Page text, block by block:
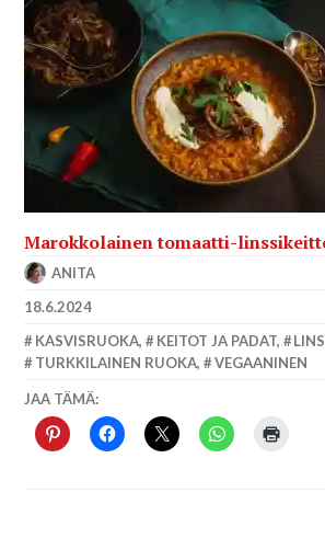
Marokkolainen tomaatti-
ANITA
18.6.2024
KASVISRUOKA, KEITOT JA PADAT,
TURKKILAINEN RUOKA, VEGAANINEN
JAA TÄMÄ: